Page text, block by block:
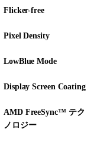
Flicker-free
Pixel Density
LowBlue Mode
Display Screen Coating
AMD FreeSync™ テク
ノロジー